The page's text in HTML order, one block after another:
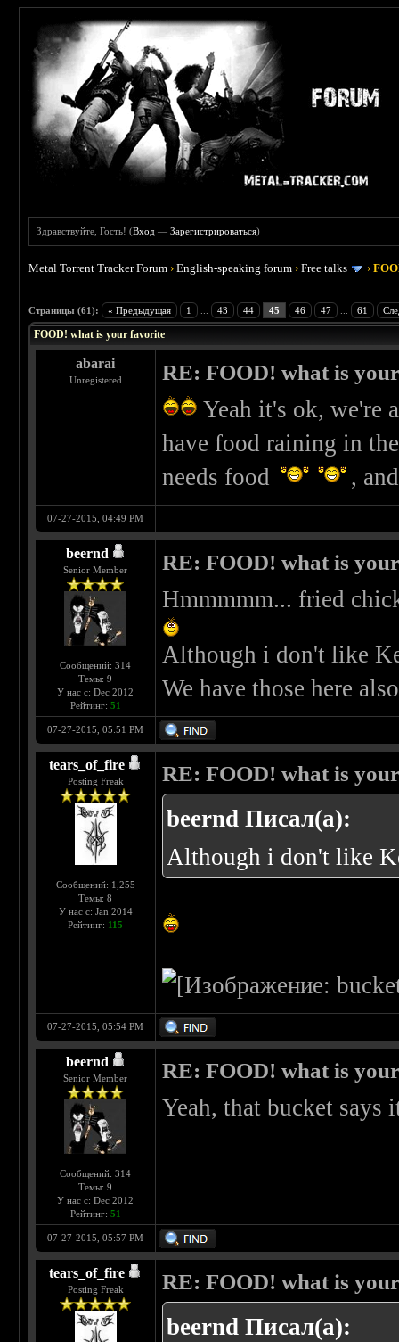
Здравствуйте, Гость! (Вход —Зарегистрироваться)
Metal Torrent Tracker Forum ›English-speaking forum ›Free talks ›
Страницы (61): « Предыдущая 1 43 44 45 46 47 61
FOOD! what is your favorite
abarai
Unregistered RE: FOOD! what is
Yeah it's ok, we're
have food raining in
needs food
,
07-27-2015, 04:49 PM
beernd
Senior Member
Сообщений: 314
Темы: 9
У нас с: Dec 2012
Рейтинг: 51
RE: FOOD! what is
Hmmmmm... fried
Although i don't like
We have those here
07-27-2015, 05:51 PM
tears_of_fire
Posting Freak
Сообщений: 1,255
Темы: 8
У нас с: Jan 2014
Рейтинг: 115
RE: FOOD! what is
beernd Писал(а):
Although i don't like
07-27-2015, 05:54 PM
beernd
Senior Member
Сообщений: 314
Темы: 9
У нас с: Dec 2012
Рейтинг: 51
RE: FOOD! what is
Yeah, that bucket
07-27-2015, 05:57 PM
tears_of_fire
Posting Freak RE: FOOD! what is
beernd Писал(а):